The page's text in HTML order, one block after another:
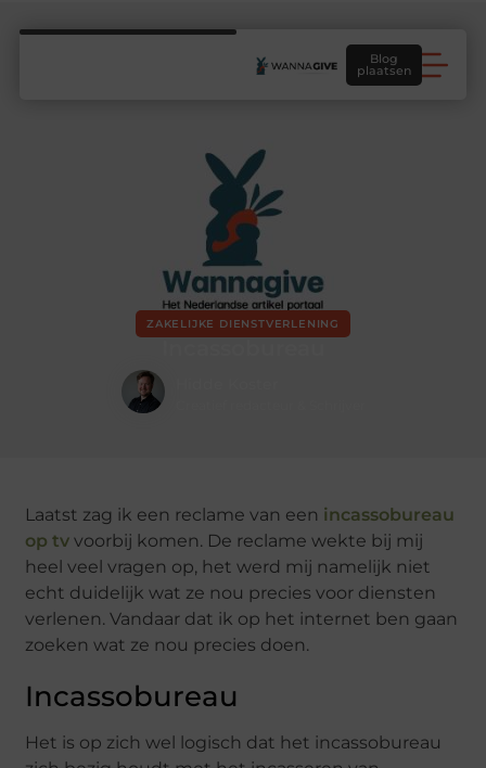
Blog
plaatsen
ZAKELIJKE DIENSTVERLENING
Laatst zag ik een reclame van een incassobureau
op tv voorbij komen. De reclame wekte bij mij
heel veel vragen op, het werd mij namelijk niet
echt duidelijk wat ze nou precies voor diensten
verlenen. Vandaar dat ik op het internet ben gaan
zoeken wat ze nou precies doen.
Incassobureau
Het is op zich wel logisch dat het incassobureau